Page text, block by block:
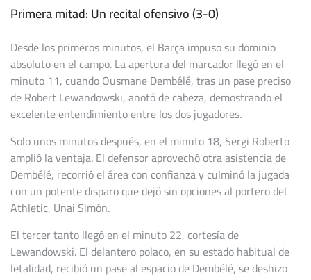
Primera mitad: Un recital ofensivo (3-0)
Desde los primeros minutos, el Barça impuso su dominio
absoluto en el campo. La apertura del marcador llegó en el
minuto 11, cuando Ousmane Dembélé, tras un pase preciso
de Robert Lewandowski, anotó de cabeza, demostrando el
excelente entendimiento entre los dos jugadores.
Solo unos minutos después, en el minuto 18, Sergi Roberto
amplió la ventaja. El defensor aprovechó otra asistencia de
Dembélé, recorrió el área con confianza y culminó la jugada
con un potente disparo que dejó sin opciones al portero del
Athletic, Unai Simón.
El tercer tanto llegó en el minuto 22, cortesía de
Lewandowski. El delantero polaco, en su estado habitual de
letalidad, recibió un pase al espacio de Dembélé, se deshizo